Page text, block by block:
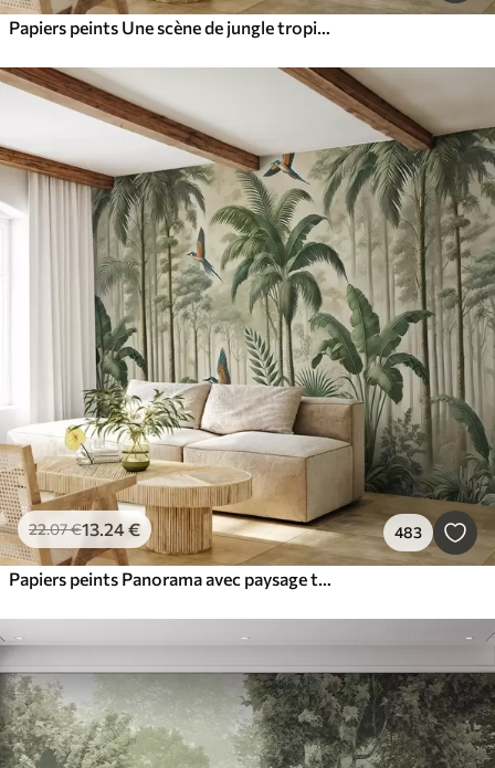
Papiers peints Une scène de jungle tropicale luxuriante avec divers palmiers, de grandes feuilles et des fleurs colorées au premier plan
22.07€13.24€ 483
Papiers peints Panorama avec paysage tropical et oiseaux